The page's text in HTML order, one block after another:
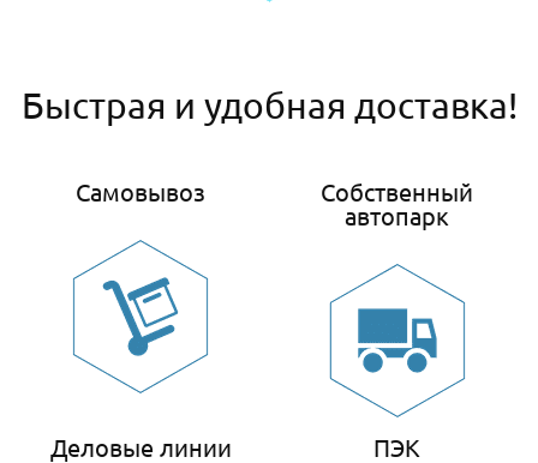
Быстрая и удобная доставка!
Самовывоз
Собственный
автопарк
Деловые линии ПЭК